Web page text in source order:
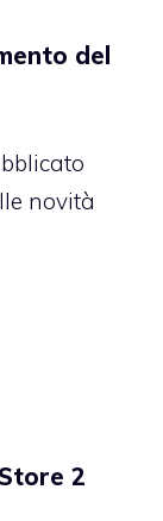
del
novità
2